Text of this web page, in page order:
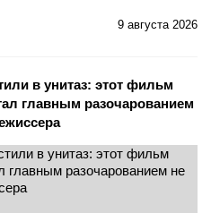
9 августа 2026
в унитаз: этот фильм
главным разочарованием